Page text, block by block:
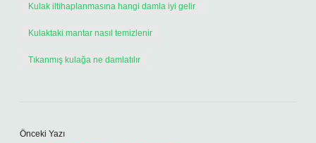
Kulak iltihaplanmasına hangi damla iyi gelir
Kulaktaki mantar nasıl temizlenir
Tıkanmış kulağa ne damlatılır
Önceki Yazı